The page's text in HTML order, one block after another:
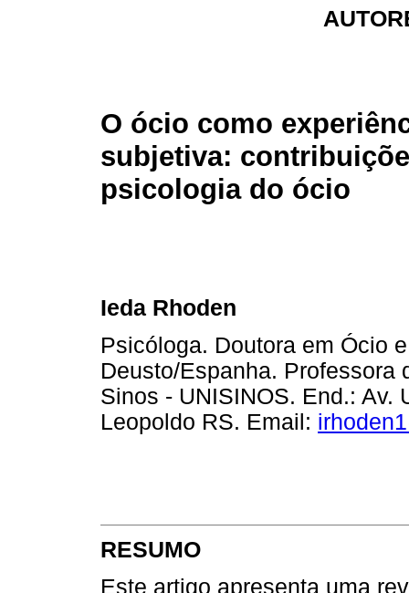
O ócio como
subjetiva:
psicologia do ócio
Ieda Rhoden
Psicóloga. Doutora em Ócio
Deusto/Espanha. Professora
Sinos - UNISINOS. End.: Av.
Leopoldo RS. Email:
RESUMO
Este artigo apresenta uma